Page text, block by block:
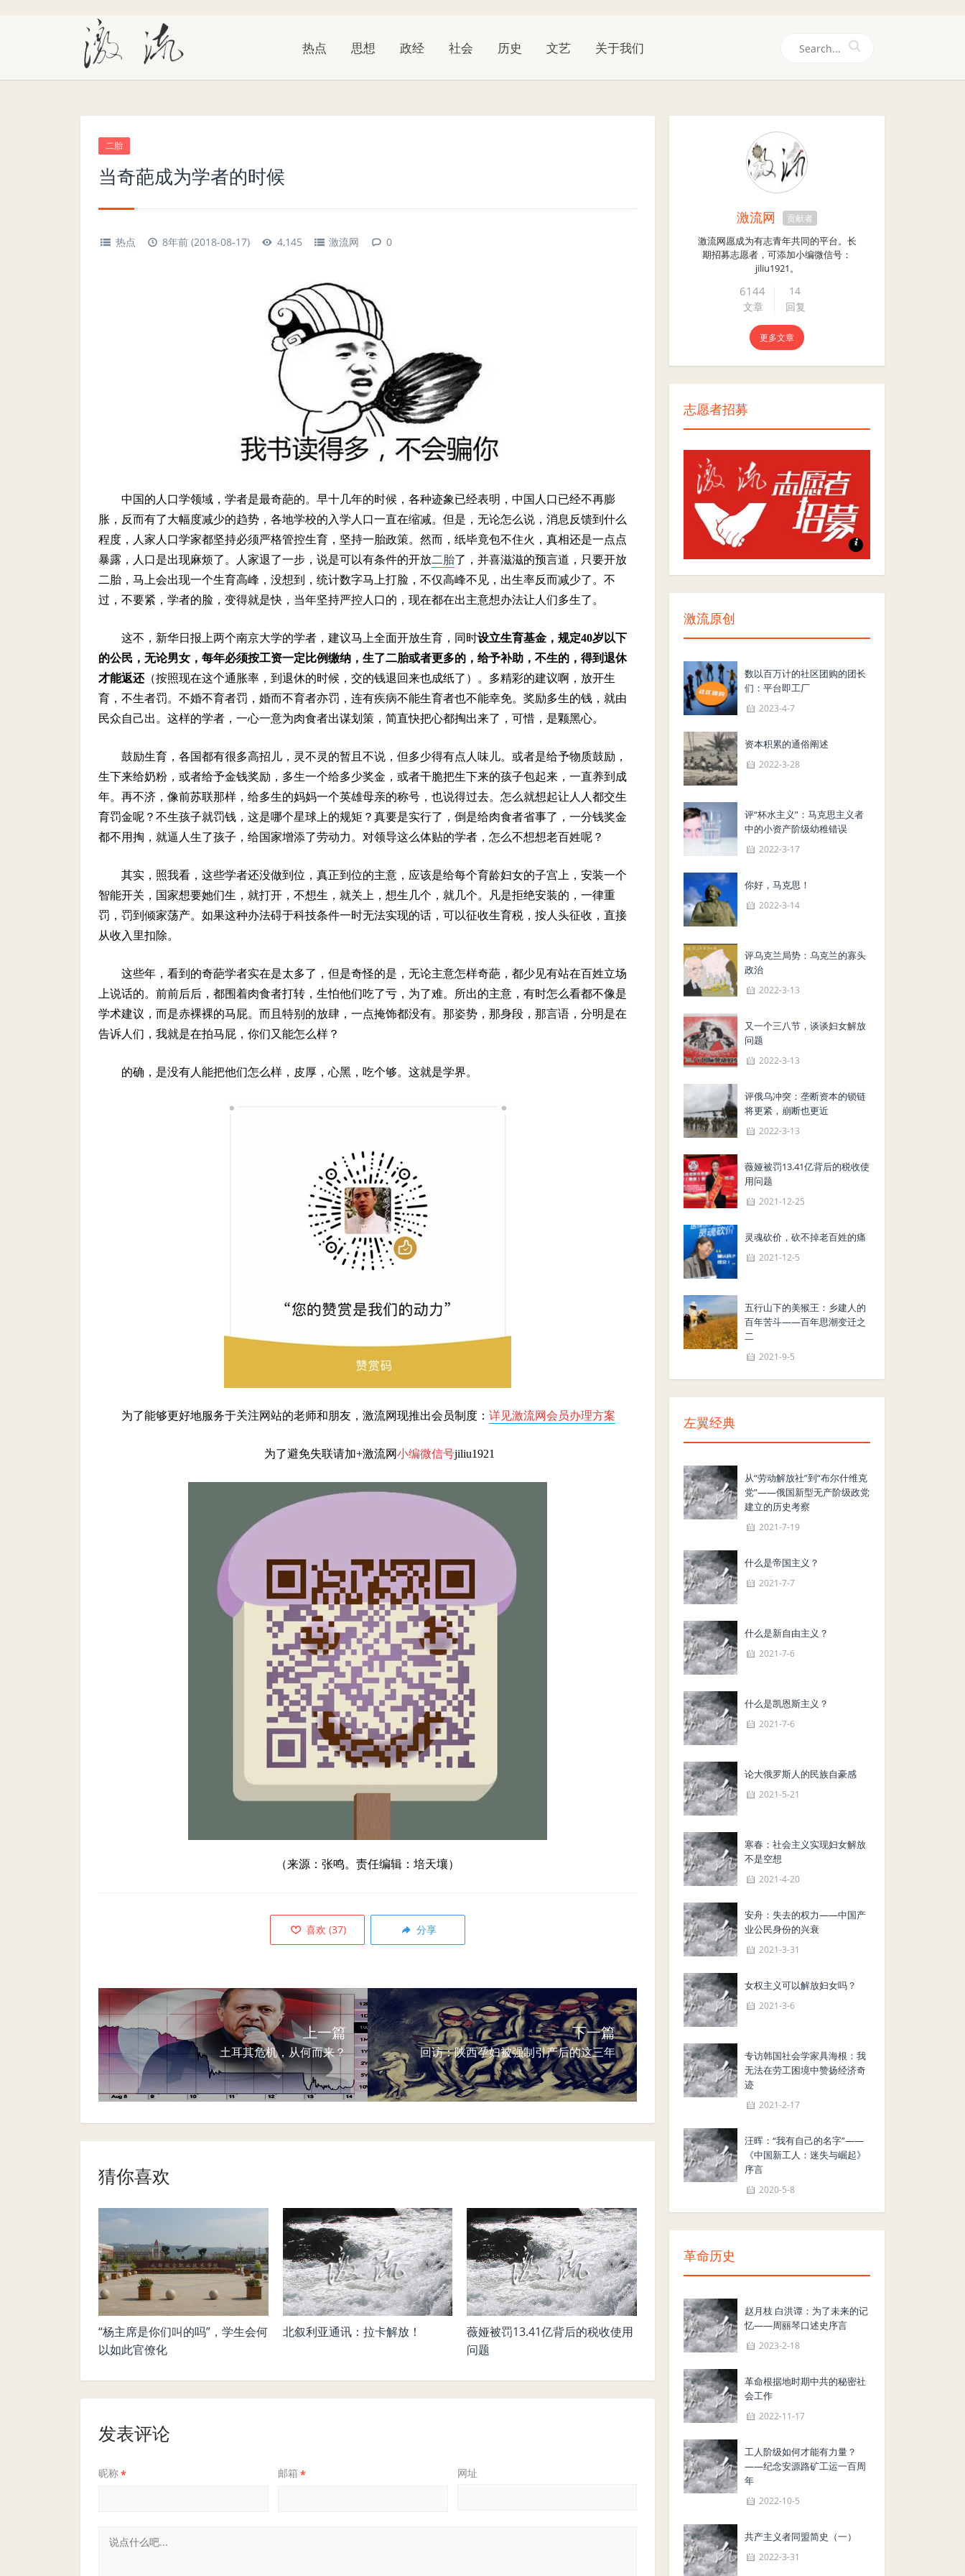
热点 思想 政经 社会 历史 文艺 关于我们
二胎
当奇葩成为学者的时候
热点 8年前 (2018-08-17) 4,145 激流网 0
中国的人口学领域，学者是最奇葩的。早十几年的时候，各种迹象已经表明，中国人口已经不再膨
胀，反而有了大幅度减少的趋势，各地学校的入学人口一直在缩减。但是，无论怎么说，消息反馈到什么
程度，人家人口学家都坚持必须严格管控生育，坚持一胎政策。然而，纸毕竟包不住火，真相还是一点点
暴露，人口是出现麻烦了。人家退了一步，说是可以有条件的开放二胎了，并喜滋滋的预言道，只要开放
二胎，马上会出现一个生育高峰，没想到，统计数字马上打脸，不仅高峰不见，出生率反而减少了。不
过，不要紧，学者的脸，变得就是快，当年坚持严控人口的，现在都在出主意想办法让人们多生了。
这不，新华日报上两个南京大学的学者，建议马上全面开放生育，同时设立生育基金，规定40岁以下
的公民，无论男女，每年必须按工资一定比例缴纳，生了二胎或者更多的，给予补助，不生的，得到退休
才能返还（按照现在这个通胀率，到退休的时候，交的钱退回来也成纸了）。多精彩的建议啊，放开生
育，不生者罚。不婚不育者罚，婚而不育者亦罚，连有疾病不能生育者也不能幸免。奖励多生的钱，就由
民众自己出。这样的学者，一心一意为肉食者出谋划策，简直快把心都掏出来了，可惜，是颗黑心。
鼓励生育，各国都有很多高招儿，灵不灵的暂且不说，但多少得有点人味儿。或者是给予物质鼓励，
生下来给奶粉，或者给予金钱奖励，多生一个给多少奖金，或者干脆把生下来的孩子包起来，一直养到成
年。再不济，像前苏联那样，给多生的妈妈一个英雄母亲的称号，也说得过去。怎么就想起让人人都交生
育罚金呢？不生孩子就罚钱，这是哪个星球上的规矩？真要是实行了，倒是给肉食者省事了，一分钱奖金
都不用掏，就逼人生了孩子，给国家增添了劳动力。对领导这么体贴的学者，怎么不想想老百姓呢？
其实，照我看，这些学者还没做到位，真正到位的主意，应该是给每个育龄妇女的子宫上，安装一个
智能开关，国家想要她们生，就打开，不想生，就关上，想生几个，就几个。凡是拒绝安装的，一律重
罚，罚到倾家荡产。如果这种办法碍于科技条件一时无法实现的话，可以征收生育税，按人头征收，直接
从收入里扣除。
这些年，看到的奇葩学者实在是太多了，但是奇怪的是，无论主意怎样奇葩，都少见有站在百姓立场
上说话的。前前后后，都围着肉食者打转，生怕他们吃了亏，为了难。所出的主意，有时怎么看都不像是
学术建议，而是赤裸裸的马屁。而且特别的放肆，一点掩饰都没有。那姿势，那身段，那言语，分明是在
告诉人们，我就是在拍马屁，你们又能怎么样？
的确，是没有人能把他们怎么样，皮厚，心黑，吃个够。这就是学界。
为了能够更好地服务于关注网站的老师和朋友，激流网现推出会员制度： 详见激流网会员办理方案
为了避免失联请加+激流网小编微信号jiliu1921
（来源：张鸣。责任编辑：培天壤）
喜欢 (37) 分享
上一篇
土耳其危机，从何而来？
下一篇
回访：陕西孕妇被强制引产后的这三年
猜你喜欢
“杨主席是你们叫的吗”，学生会何
以如此官僚化
北叙利亚通讯：拉卡解放！
薇娅被罚13.41亿背后的税收使用
问题
发表评论
昵称* 邮箱 * 网址
激流网 贡献者
激流网愿成为有志青年共同的平台。长
期招募志愿者，可添加小编微信号：
jiliu1921。
6144
文章
14
回复
更多文章
志愿者招募
志愿者招募
激流原创
数以百万计的社区团购的团长
们：平台即工厂
2023-4-7
资本积累的通俗阐述
2022-3-28
评“杯水主义”：马克思主义者
中的小资产阶级幼稚错误
2022-3-17
你好，马克思！
2022-3-14
评乌克兰局势：乌克兰的寡头
政治
2022-3-13
又一个三八节，谈谈妇女解放
问题
2022-3-13
评俄乌冲突：垄断资本的锁链
将更紧，崩断也更近
2022-3-13
薇娅被罚13.41亿背后的税收使
用问题
2021-12-25
灵魂砍价，砍不掉老百姓的痛
2021-12-5
五行山下的美猴王：乡建人的
百年苦斗——百年思潮变迁之
二
2021-9-5
左翼经典
从“劳动解放社”到“布尔什维克
党”——俄国新型无产阶级政党
建立的历史考察
2021-7-19
什么是帝国主义？
2021-7-7
什么是新自由主义？
2021-7-6
什么是凯恩斯主义？
2021-7-6
论大俄罗斯人的民族自豪感
2021-5-21
寒春：社会主义实现妇女解放
不是空想
2021-4-20
安舟：失去的权力——中国产
业公民身份的兴衰
2021-3-31
女权主义可以解放妇女吗？
2021-3-6
专访韩国社会学家具海根：我
无法在劳工困境中赞扬经济奇
迹
2021-2-17
汪晖：“我有自己的名字”——
《中国新工人：迷失与崛起》
序言
2020-5-8
革命历史
赵月枝 白洪谭：为了未来的记
忆——周丽琴口述史序言
2023-2-18
革命根据地时期中共的秘密社
会工作
2022-11-17
工人阶级如何才能有力量？
——纪念安源路矿工运一百周
年
2022-10-5
共产主义者同盟简史（一）
2022-3-31